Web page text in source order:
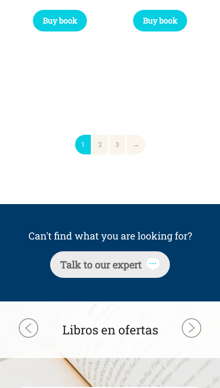
Buy book Buy book
1 2 3 →
Can't find what you are looking for?
Talk to our expert
Libros en ofertas